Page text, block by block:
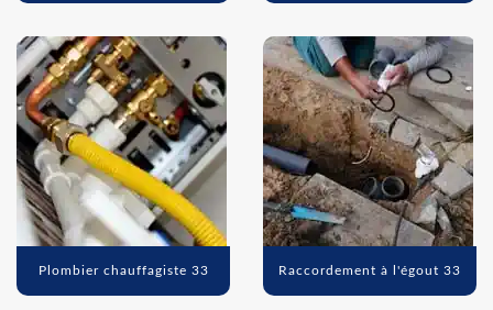
Plombier chauffagiste 33 Raccordement à l'égout 33